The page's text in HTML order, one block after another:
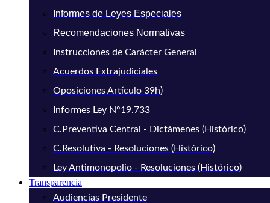
Informes de Leyes Especiales
Recomendaciones Normativas
Instrucciones de Carácter General
Acuerdos Extrajudiciales
Oposiciones Artículo 39h)
Informes Ley N°19.733
C.Preventiva Central - Dictámenes (Histórico)
C.Resolutiva - Resoluciones (Histórico)
Ley Antimonopolio - Resoluciones (Histórico)
Transparencia
Audiencias Presidente